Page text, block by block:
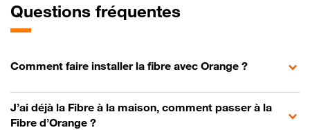
Questions fréquentes
Comment faire installer la fibre avec Orange ?
J’ai déjà la Fibre à la maison, comment passer à la
Fibre d’Orange ?